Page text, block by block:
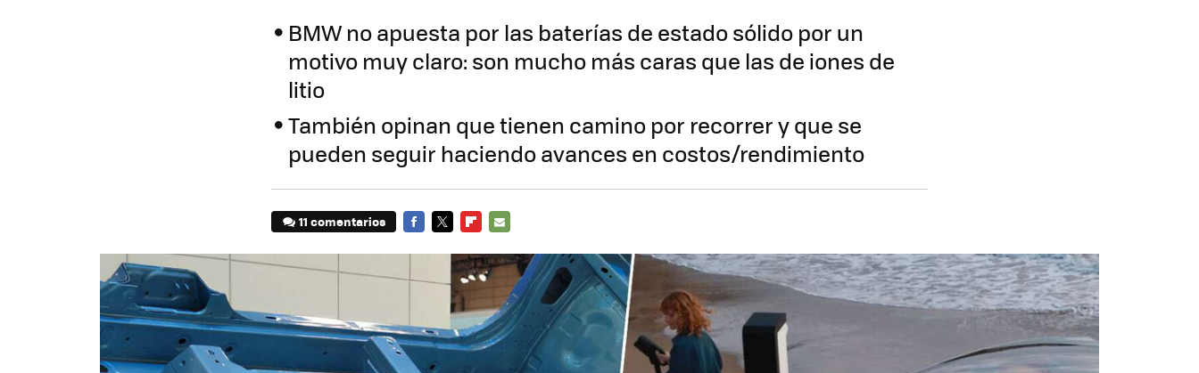
BMW no apuesta por las baterías de estado sólido por un
motivo muy claro: son mucho más caras que las de iones de
litio
También opinan que tienen camino por recorrer y que se
pueden seguir haciendo avances en costos/rendimiento
11 comentarios
MAIL